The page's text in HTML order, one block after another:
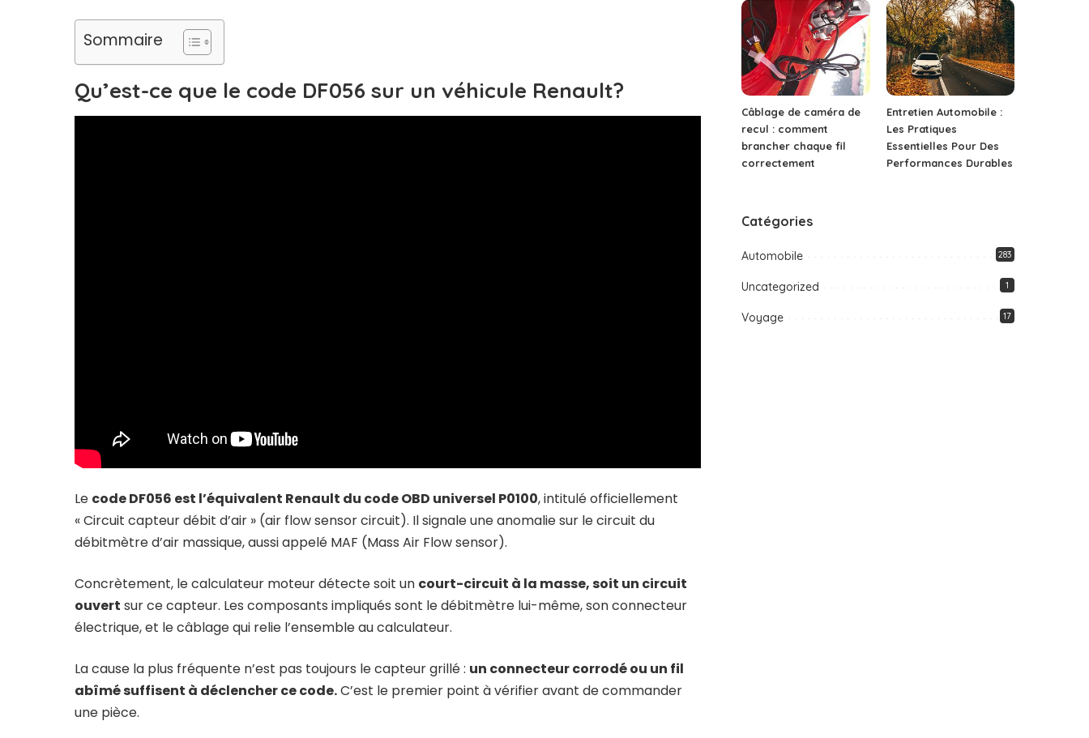
Sommaire
Qu’est-ce que le code DF056 sur un véhicule Renault?
Le code DF056 est l’équivalent Renault du code OBD universel P0100, intitulé officiellement
« Circuit capteur débit d’air » (air flow sensor circuit). Il signale une anomalie sur le circuit du
débitmètre d’air massique, aussi appelé MAF (Mass Air Flow sensor).
Concrètement, le calculateur moteur détecte soit un court-circuit à la masse, soit un circuit
ouvert sur ce capteur. Les composants impliqués sont le débitmètre lui-même, son connecteur
électrique, et le câblage qui relie l’ensemble au calculateur.
La cause la plus fréquente n’est pas toujours le capteur grillé : un connecteur corrodé ou un fil
abîmé suffisent à déclencher ce code.C’est le premier point à vérifier avant de commander
une pièce.
Câblage de caméra de
recul : comment
brancher chaque fil
correctement
Entretien Automobile :
Les Pratiques
Essentielles Pour Des
Performances Durables
Catégories
Automobile 283
Uncategorized 1
Voyage 17